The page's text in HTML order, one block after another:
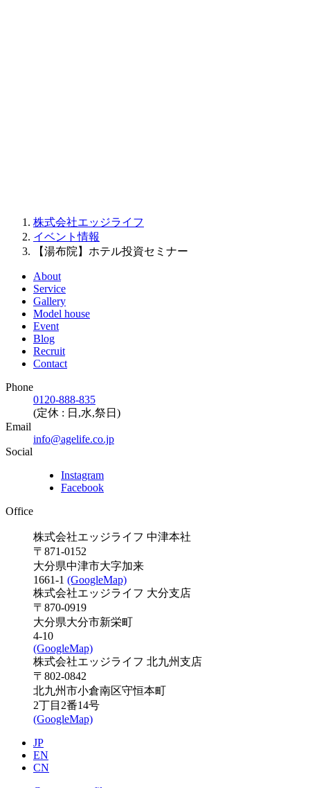
株式会社エッジライフ
イベント情報
【湯布院】ホテル投資セミナー
About
Service
Gallery
Model house
Event
Blog
Recruit
Contact
Phone
0120-888-835
(定休 : 日,水,祭日)
Email
info@agelife.co.jp
Social
Instagram
Facebook
Office
株式会社エッジライフ 中津本社
〒871-0152
大分県中津市大字加来
1661-1 (GoogleMap)
株式会社エッジライフ 大分支店
〒870-0919
大分県大分市新栄町
4-10
(GoogleMap)
株式会社エッジライフ 北九州支店
〒802-0842
北九州市小倉南区守恒本町
2丁目2番14号
(GoogleMap)
JP
EN
CN